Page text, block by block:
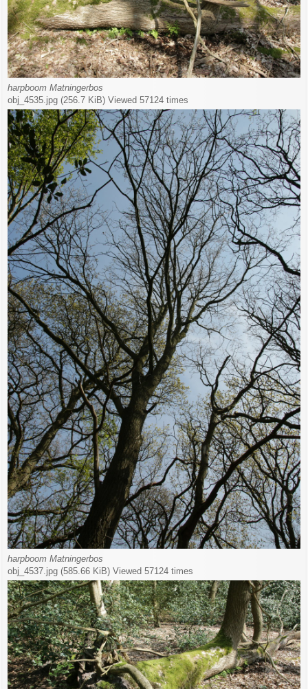
harpboom Matningerbos
obj_4535.jpg (256.7 KiB) Viewed 57124 times
harpboom Matningerbos
obj_4537.jpg (585.66 KiB) Viewed 57124 times